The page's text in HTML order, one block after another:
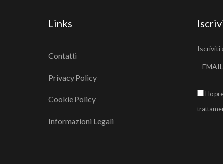
Links
Contatti
Privacy Policy
Cookie Policy
Informazioni Legali
Iscriviti
Ho